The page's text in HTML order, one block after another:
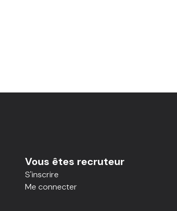
Vous êtes recruteur
S'inscrire
Me connecter